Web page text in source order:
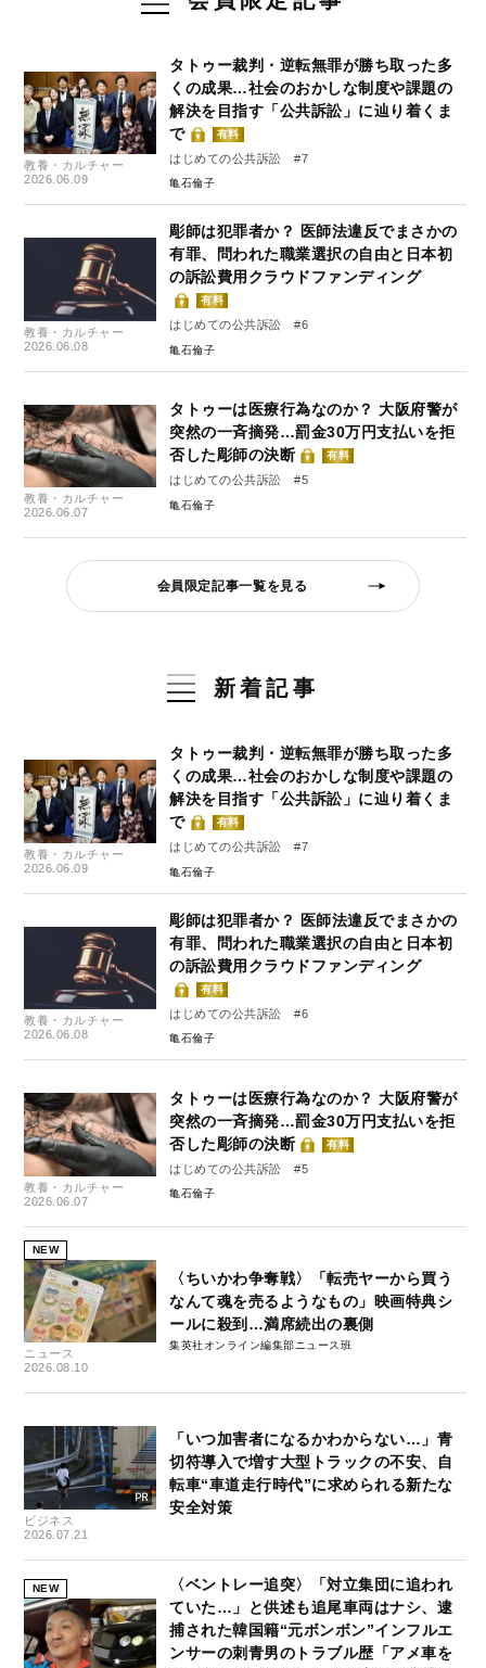
教養・カルチャー
2026.06.09
タトゥー裁判・逆転無罪が勝ち取った多
くの成果…社会のおかしな制度や課題の
解決を目指す「公共訴訟」に辿り着くま
で
有料
はじめての公共訴訟 #7
亀石倫子
教養・カルチャー
2026.06.08
彫師は犯罪者か？ 医師法違反でまさかの
有罪、問われた職業選択の自由と日本初
の訴訟費用クラウドファンディング
有料
はじめての公共訴訟 #6
亀石倫子
教養・カルチャー
2026.06.07
タトゥーは医療行為なのか？ 大阪府警が
突然の一斉摘発…罰金30万円支払いを拒
否した彫師の決断
有料
はじめての公共訴訟 #5
亀石倫子
会員限定記事一覧を見る
新着記事
教養・カルチャー
2026.06.09
タトゥー裁判・逆転無罪が勝ち取った多
くの成果…社会のおかしな制度や課題の
解決を目指す「公共訴訟」に辿り着くま
で
有料
はじめての公共訴訟 #7
亀石倫子
教養・カルチャー
2026.06.08
彫師は犯罪者か？ 医師法違反でまさかの
有罪、問われた職業選択の自由と日本初
の訴訟費用クラウドファンディング
有料
はじめての公共訴訟 #6
亀石倫子
教養・カルチャー
2026.06.07
タトゥーは医療行為なのか？ 大阪府警が
突然の一斉摘発…罰金30万円支払いを拒
否した彫師の決断
有料
はじめての公共訴訟 #5
亀石倫子
NEW
ニュース
2026.08.10
〈ちいかわ争奪戦〉「転売ヤーから買う
なんて魂を売るようなもの」映画特典シ
ールに殺到…満席続出の裏側
集英社オンライン編集部ニュース班
ビジネス
2026.07.21
「いつ加害者になるかわからない…」青
切符導入で増す大型トラックの不安、自
転車“車道走行時代”に求められる新たな
安全対策
NEW
〈ベントレー追突〉「対立集団に追われ
ていた…」と供述も追尾車両はナシ、逮
捕された韓国籍“元ボンボン”インフルエ
ンサーの刺青男のトラブル歴「アメ車を